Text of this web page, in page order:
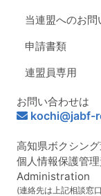
当連盟へのお問
申請書類
連盟員専用
お問い合わせは
kochi@jabf-
高知県ボクシン
個人情報保護管
Administration
(連絡先は上記相談窓